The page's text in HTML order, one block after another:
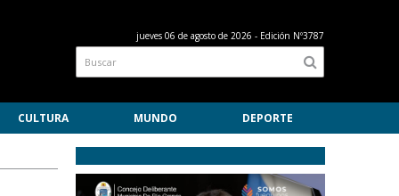
jueves 06 de agosto de 2026 - Edición Nº3787
CULTURA MUNDO DEPORTE